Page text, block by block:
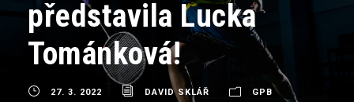
představila Lucka
Tománková!
27. 3. 2022 DAVID SKLÁŘ
GPB